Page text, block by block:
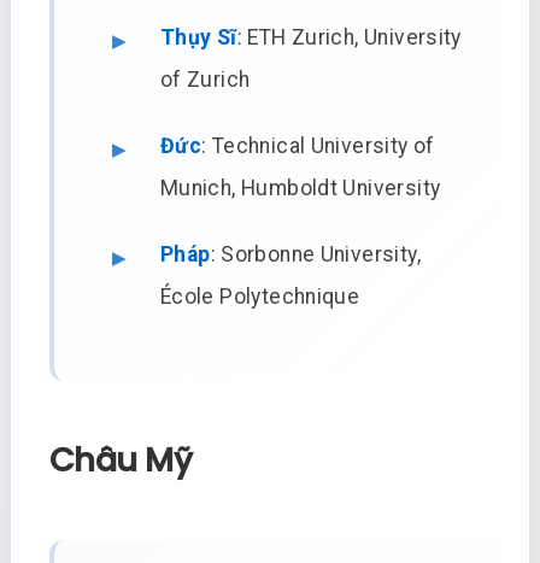
Thụy Sĩ: ETH Zurich, University
of Zurich
Đức: Technical University of
Munich, Humboldt University
Pháp: Sorbonne University,
École Polytechnique
Châu Mỹ